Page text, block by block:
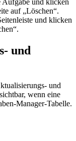
Aufgabe und klicken
auf „Löschen“.
und klicken
und
und
wenn eine
Manager-Tabelle.